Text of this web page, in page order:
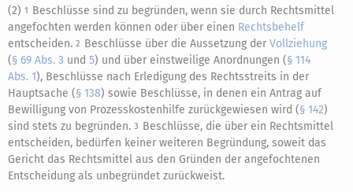
(2) 1 Beschlüsse sind zu begründen, wenn sie durch Rechtsmittel
angefochten werden können oder über einen Rechtsbehelf
entscheiden. 2 Beschlüsse über die Aussetzung der Vollziehung
(§ 69 Abs. 3 und 5) und über einstweilige Anordnungen (§ 114
Abs. 1), Beschlüsse nach Erledigung des Rechtsstreits in der
Hauptsache (§ 138) sowie Beschlüsse, in denen ein Antrag auf
Bewilligung von Prozesskostenhilfe zurückgewiesen wird (§ 142)
sind stets zu begründen. 3 Beschlüsse, die über ein Rechtsmittel
entscheiden, bedürfen keiner weiteren Begründung, soweit das
Gericht das Rechtsmittel aus den Gründen der angefochtenen
Entscheidung als unbegründet zurückweist.